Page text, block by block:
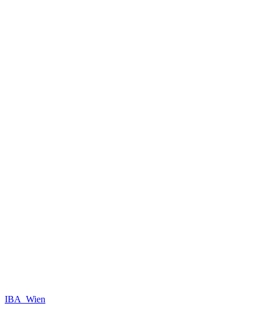
IBA_Wien